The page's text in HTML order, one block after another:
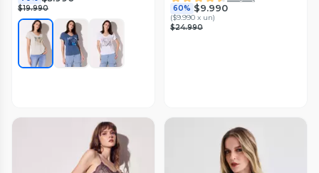
$19.990 60% $9.990
($9.990 x un)
$24.990